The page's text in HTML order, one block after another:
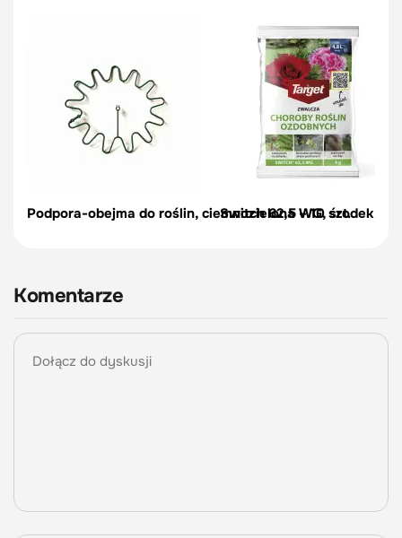
Podpora-obejma do roślin, ciemnozielona – 10 szt.
Switch 62,5 WG, środek
Komentarze